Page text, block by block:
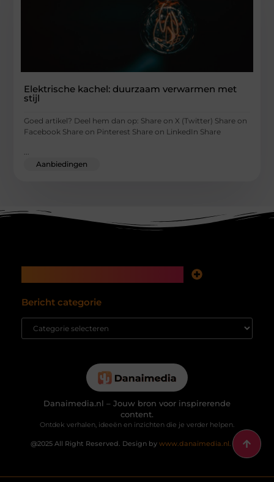
Elektrische kachel: duurzaam verwarmen met
stijl
Goed artikel? Deel hem dan op: Share on X (Twitter) Share on
Facebook Share on Pinterest Share on LinkedIn Share
Aanbiedingen
Bericht categorie
Danaimedia.nl – Jouw bron voor inspirerende
content.
Ontdek verhalen, ideeën en inzichten die je verder helpen.
@2025 All Right Reserved. Design bywww.danaimedia.nl.